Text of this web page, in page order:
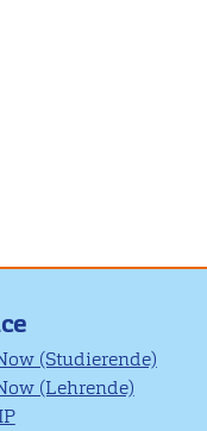
(Studierende)
(Lehrende)